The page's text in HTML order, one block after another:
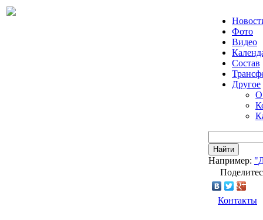
Фото
Видео
Состав
Другое
О
Найти
Например:
Контакты